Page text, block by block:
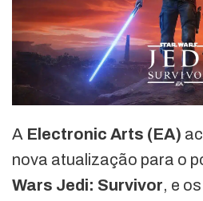
A Electronic Arts (EA)
nova atualização para o
Wars Jedi: Survivor, e